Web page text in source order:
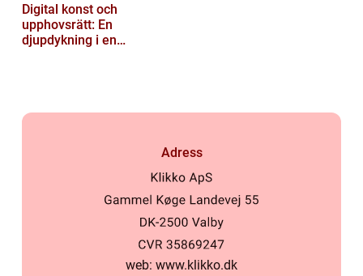
Digital konst och
upphovsrätt: En
djupdykning i en
Adress
web: www.klikko.dk